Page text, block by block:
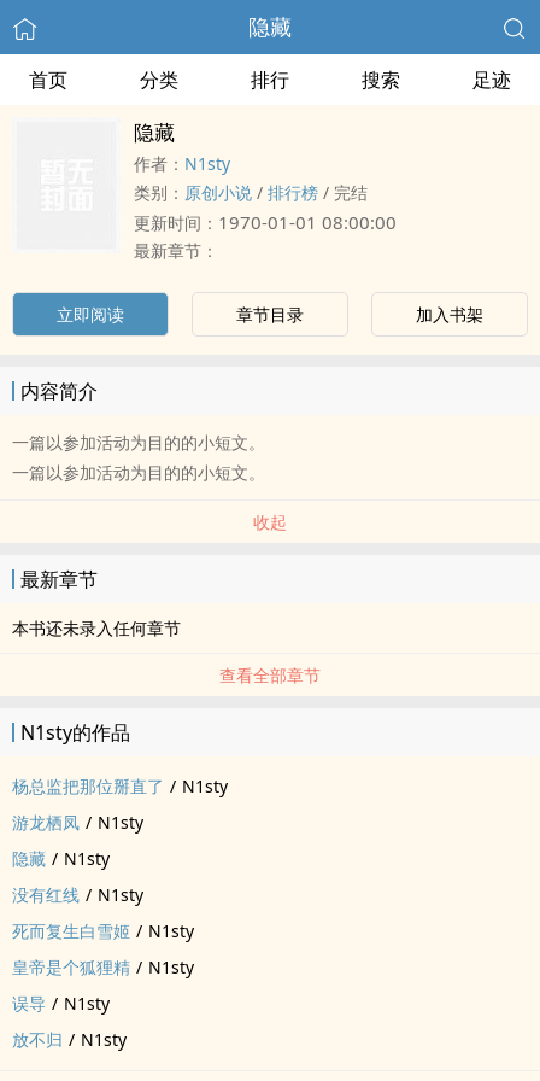
隐藏
首页 分类 排行 搜索 足迹
隐藏
作者： N1sty
类别： 原创小说 / 排行榜 / 完结
更新时间： 1970-01-01 08:00:00
最新章节：
立即阅读 章节目录 加入书架
内容简介
一篇以参加活动为目的的小短文。
一篇以参加活动为目的的小短文。
收起
最新章节
本书还未录入任何章节
查看全部章节
N1sty的作品
杨总监把那位掰直了 / N1sty
游龙栖凤 / N1sty
隐藏 / N1sty
没有红线 / N1sty
死而复生白雪姬 / N1sty
皇帝是个狐狸精 / N1sty
误导 / N1sty
放不归 / N1sty